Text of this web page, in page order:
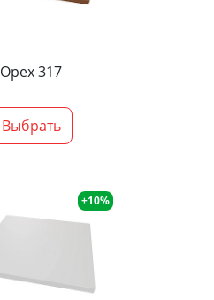
Орех 317
Выбрать
+10%